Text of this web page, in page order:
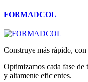
FORMADCOL
Construye más rápido, con
Optimizamos cada fase de
y altamente eficientes.